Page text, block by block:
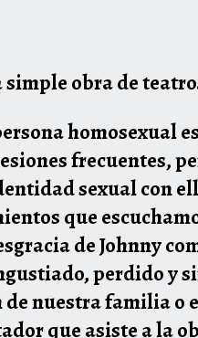
obra de
homosexual
frecuentes,
sexual con
que
de Johnny
perdido y
de nuestra familia o
que asiste a la